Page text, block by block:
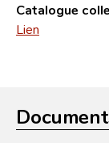
Catalogue
Lien